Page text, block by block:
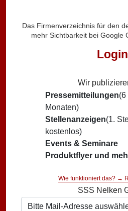
Das Firmenverzeichnis für den
mehr Sichtbarkeit bei Google
Login
Wir
Pressemitteilungen(6
Monaten)
Stellenanzeigen(1.
kostenlos)
Events & Seminare
Produktflyer und
Wie funktioniert das? →
SSS Nelken